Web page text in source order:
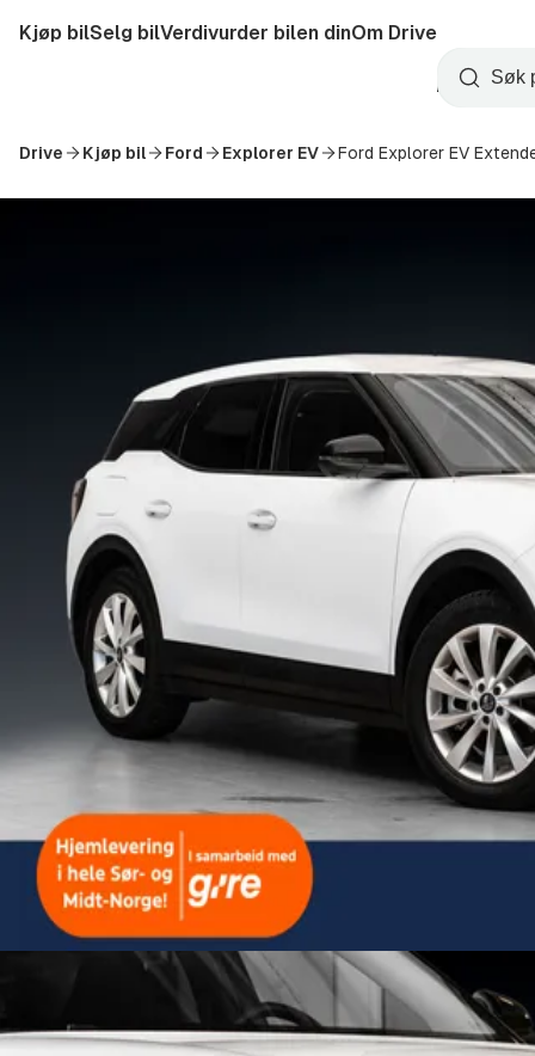
til
Startside
Kjøp bilSelg bilVerdivurder bilen dinOm Drive
Opprett
konto
Søk
Drive Kjøp bil Ford Explorer EV Ford Explorer EV